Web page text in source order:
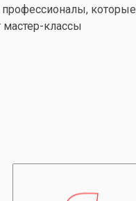
которые
классы